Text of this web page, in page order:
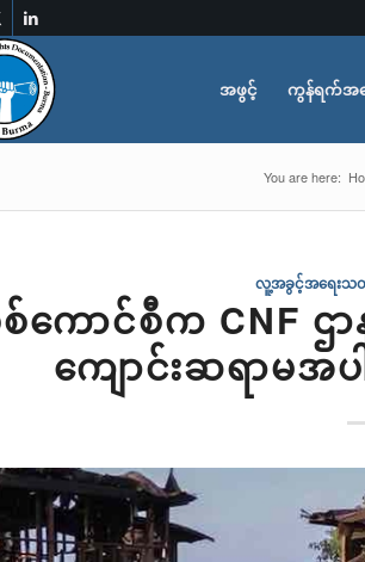
အဖွင့် ကွန်ရက်အက
You are here:
လူ့အခွင့်အရေးသတ
ကောင်စီက CNF ဌာ
ကျောင်းဆရာမအ